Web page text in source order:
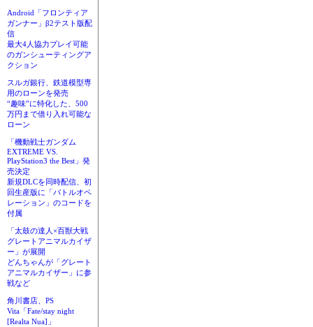
Android「フロンティア
ガンナー」β2テスト版配
信
最大4人協力プレイ可能
のガンシューティングア
クション
スルガ銀行、鉄道模型専
用のローンを発売
“趣味”に特化した、500
万円まで借り入れ可能な
ローン
「機動戦士ガンダム
EXTREME VS.
PlayStation3 the Best」発
売決定
新規DLCを同時配信、初
回生産版に「バトルオペ
レーション」のコードを
付属
「太鼓の達人×百獣大戦
グレートアニマルカイザ
ー」が展開
どんちゃんが「グレート
アニマルカイザー」に参
戦など
角川書店、PS
Vita「Fate/stay night
[Realta Nua]」